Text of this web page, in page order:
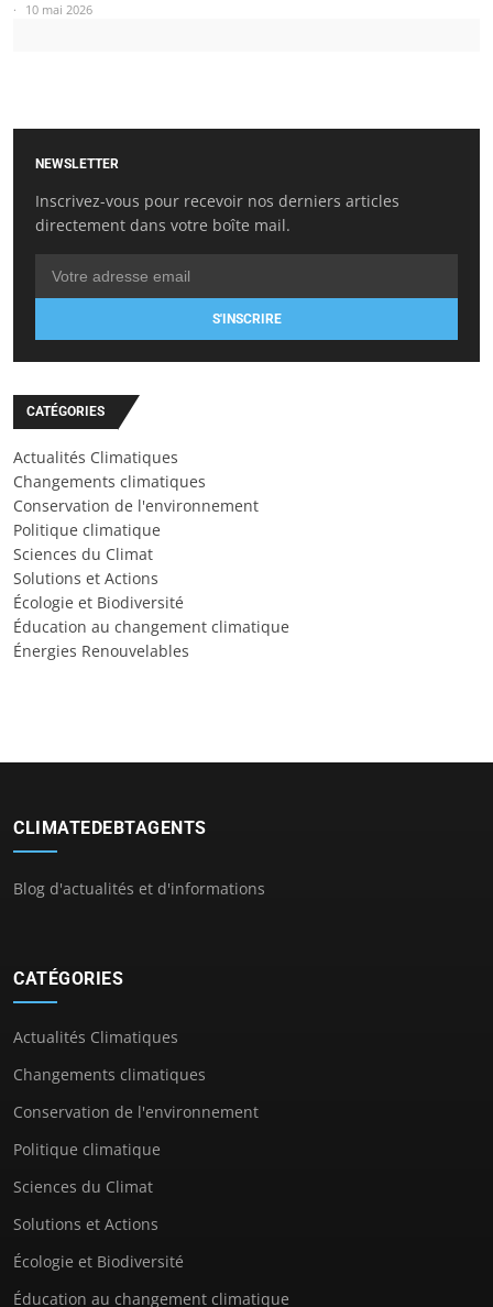
10 mai 2026
NEWSLETTER
Inscrivez-vous pour recevoir nos derniers articles
directement dans votre boîte mail.
S'INSCRIRE
CATÉGORIES
Actualités Climatiques
Changements climatiques
Conservation de l'environnement
Politique climatique
Sciences du Climat
Solutions et Actions
Écologie et Biodiversité
Éducation au changement climatique
Énergies Renouvelables
CLIMATEDEBTAGENTS
Blog d'actualités et d'informations
CATÉGORIES
Actualités Climatiques
Changements climatiques
Conservation de l'environnement
Politique climatique
Sciences du Climat
Solutions et Actions
Écologie et Biodiversité
Éducation au changement climatique